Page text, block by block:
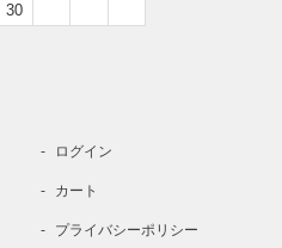
30
ログイン
カート
プライバシーポリシー